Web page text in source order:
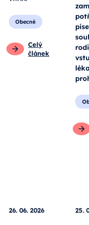
Obecné
Celý
článek
26. 06. 2026 25.